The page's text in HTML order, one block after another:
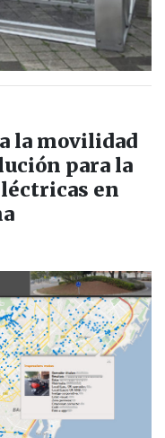
la movilidad
para la
en